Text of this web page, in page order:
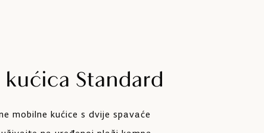
djecu
Zajednički vanjski prostor za
uz
Standard
mobilne kućice s dvije spavaće